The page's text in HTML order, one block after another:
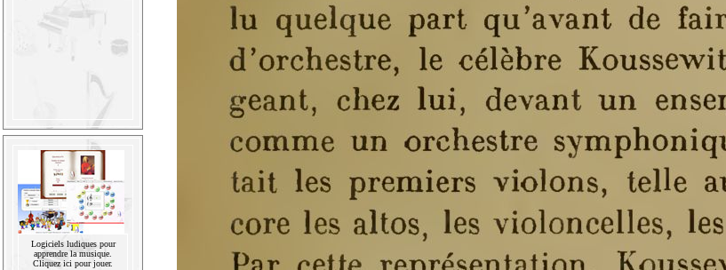
Logiciels ludiques pour
apprendre la musique.
Cliquez ici pour jouer.